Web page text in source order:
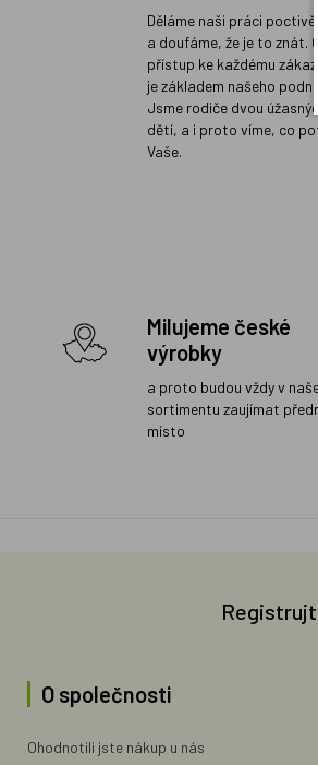
Děláme naši práci poctivě
a doufáme, že je to znát.
přístup ke každému
je základem našeho
Jsme rodiče dvou úžasných
dětí, a i proto víme, co
Vaše.
Milujeme české
výrobky
a proto budou vždy v
sortimentu zaujímat
místo
O společnosti
Ohodnotili jste nákup u nás